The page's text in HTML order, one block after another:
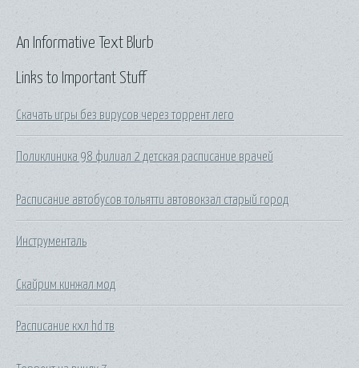
Links to Important Stuff
Скачать игры без вирусов через торрент лего
Поликлиника 98 филиал 2 детская расписание врачей
Расписание автобусов тольятти автовокзал старый город
Инструменталь
Скайрим кинжал мод
Расписание кхл hd тв
An Informative Text Blurb